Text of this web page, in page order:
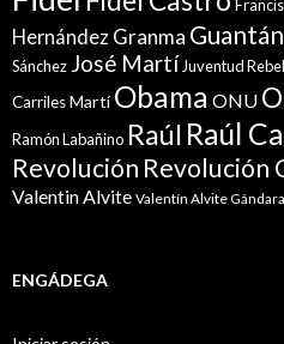
Hernández Granma
Sánchez José Martí Juventud
CarrilesMartí Obama ONU
Ramón Labañino Raúl Raúl
Revolución Revolución
Valentin Alvite Valentín Alvite Gándara
ENGÁDEGA